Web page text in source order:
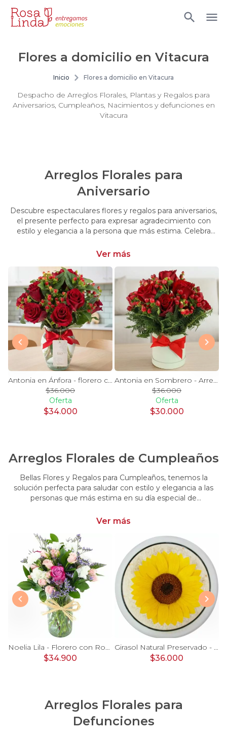
Flores a domicilio en Vitacura
Inicio Flores a domicilio en Vitacura
Despacho de Arreglos Florales, Plantas y Regalos para
Aniversarios, Cumpleaños, Nacimientos y defunciones en
Vitacura
Arreglos Florales para
Aniversario
Descubre espectaculares flores y regalos para aniversarios,
el presente perfecto para expresar agradecimiento con
estilo y elegancia a la persona que más estima. Celebra
significativa.
Ver más
Antonia en Ánfora - florero con 9 rosas rojo e hypericum
$36.000
Oferta
$34.000
Antonia en Sombrero - Arreglo 9 rosas rojo e hypericum
$36.000
Oferta
$30.000
Arreglos Florales de Cumpleaños
Bellas Flores y Regalos para Cumpleaños, tenemos la
solución perfecta para saludar con estilo y elegancia a las
personas que más estima en su día especial de
para cumpleaños
Ver más
Noelia Lila - Florero con Rosas, mini rosas, mini claveles y limonium
$34.900
Girasol Natural Preservado - girasol preservado en pecera vidrio con piedrecitas
$36.000
Arreglos Florales para
Defunciones